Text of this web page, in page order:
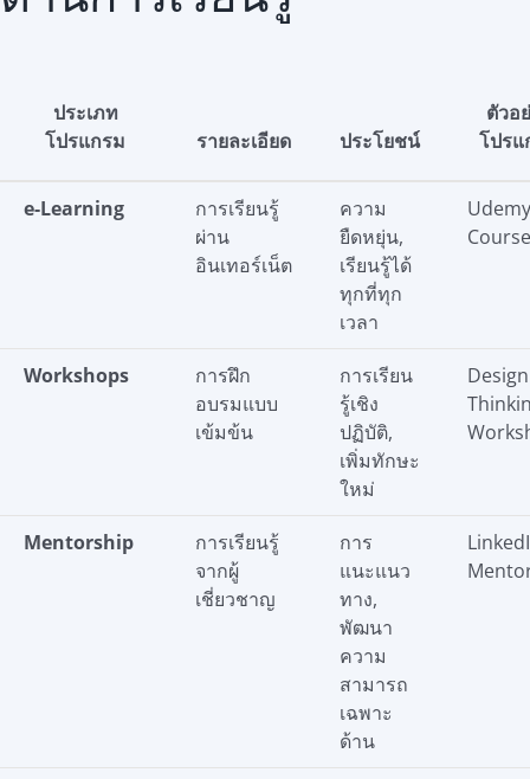
ประเภท
โปรแกรม
รายละเอียด ประโยชน์
ตัวอ
โปรแ
e-Learning
การเรียนรู้
ผ่าน
อินเทอร์เน็ต
ความ
ยืดหยุ่น,
เรียนรู้ได้
ทุกที่ทุก
เวลา
Workshops
การฝึก
อบรมแบบ
เข้มข้น
การเรียน
รู้เชิง
ปฏิบัติ,
เพิ่มทักษะ
ใหม่
Design
Mentorship
การเรียนรู้
จากผู้
เชี่ยวชาญ
การ
แนะแนว
ทาง,
พัฒนา
ความ
สามารถ
เฉพาะ
ด้าน